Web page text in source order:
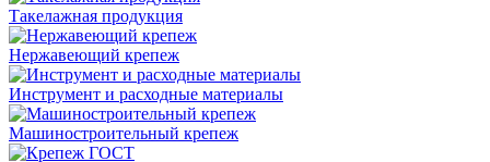
Такелажная продукция
Нержавеющий крепеж
Инструмент и расходные материалы
Машиностроительный крепеж